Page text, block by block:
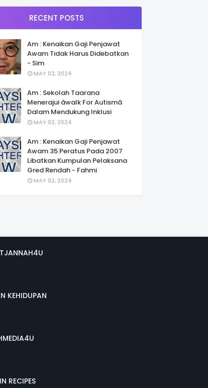
RECENT POSTS
Am : Kenaikan Gaji Penjawat
Awam Tidak Harus Didebatkan
- Sim
MAY 02, 2024
Am : Sekolah Taarana
Menerajui âwalk For Autismâ
Dalam Mendukung Inklusi
MAY 02, 2024
Am : Kenaikan Gaji Penjawat
Awam 35 Peratus Pada 2007
Libatkan Kumpulan Pelaksana
Gred Rendah - Fahmi
MAY 02, 2024
KEHIDUPAN
RECIPES